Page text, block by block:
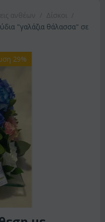
"γαλάζια θάλασσα" σε
29%